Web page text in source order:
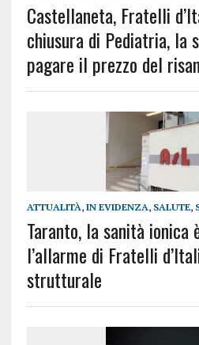
Castellaneta, Fratelli
chiusura di Pediatria, la
pagare il prezzo del
ATTUALITÀ, IN EVIDENZA, SALUTE,
Taranto, la sanità ionica
l’allarme di Fratelli
strutturale